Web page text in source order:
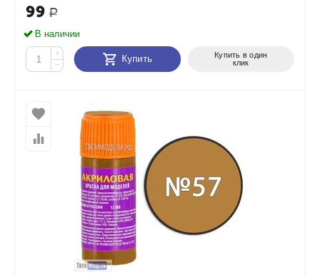
99 Р
В наличии
+
−
Купить
Купить в один
клик